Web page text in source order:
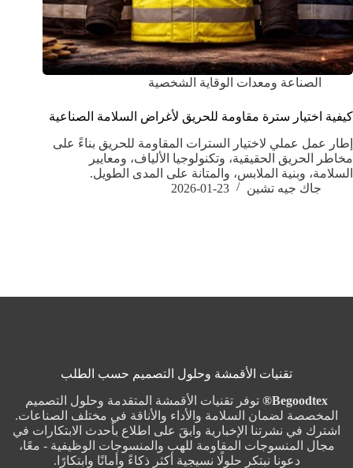
الصناعة ومعدات الوقاية الشخصية
كيفية اختيار سترة مقاومة للحريق لأغراض السلامة الصناعية
إطار عمل عملي لاختيار السترات المقاومة للحريق بناءً على
مخاطر الحريق الحقيقية، وتكنولوجيا الألياف، ومعايير
السلامة، وبنية الملابس، والمتانة على المدى الطويل.
جاك جيه تشين
2026-01-23
تقنيات الأقمشة وحلول التصميم حسب الطلب
Begoodtex®
توفر تقنيات الأقمشة المتقدمة وحلول التصميم
المخصصة لضمان السلامة والأداء والأناقة في مختلف الصناعات.
اشترك في نشرتنا الإخبارية وابقَ على اطلاع بأحدث الابتكارات في
مجال المنسوجات المقاومة للهب والمنسوجات الوظيفية - معًا،
دعونا نبتكر حلولًا نسيجية أكثر ذكاءً وأمانًا وابتكارًا.